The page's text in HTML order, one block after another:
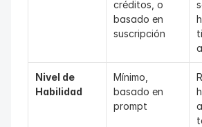
créditos, o
basado en
suscripción
Nivel de
Habilidad
Mínimo,
basado en
prompt